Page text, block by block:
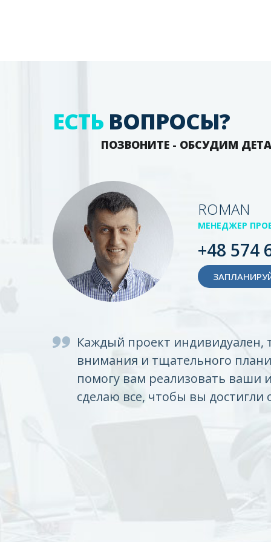
ЕСТЬ ВОПРОСЫ?
ПОЗВОНИТЕ - ОБСУДИМ
ROMAN
МЕНЕДЖЕР
+48 574
Каждый проект индивидуален,
внимания и тщательного
помогу вам реализовать ваши
сделаю все, чтобы вы достигли